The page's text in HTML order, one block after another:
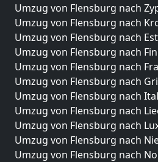
Umzug von Flensburg nach
Umzug von Flensburg nach
Umzug von Flensburg nach
Umzug von Flensburg nach
Umzug von Flensburg nach
Umzug von Flensburg nach
Umzug von Flensburg nach
Umzug von Flensburg nach
Umzug von Flensburg nach
Umzug von Flensburg nach
Umzug von Flensburg nach